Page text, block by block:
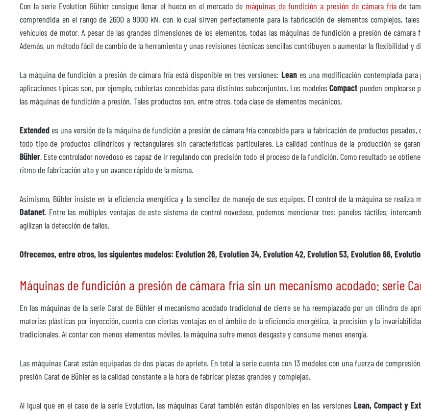
Con la serie Evolution Bühler consigue llenar el hueco en el mercado de máquinas de fundición a presión de cámara fríade
comprendida en el rango de 2600 a 9000 kN, con lo cual sirven perfectamente para la fabricación de elementos complejos,
vehículos de motor. A pesar de las grandes dimensiones de los elementos, todas las máquinas de fundición a presión de
Además, un método fácil de cambio de la herramienta y unas revisiones técnicas sencillas contribuyen a aumentar la flexibilidad y
La máquina de fundición a presión de cámara fría está disponible en tres versiones: Leanes una modificación contemplada
aplicaciones típicas son, por ejemplo, cubiertas concebidas para distintos subconjuntos. Los modelosCompact pueden emplearse
las máquinas de fundición a presión. Tales productos son, entre otros, toda clase de elementos mecánicos.
Extended es una versión de la máquina de fundición a presión de cámara fría concebida para la fabricación de productos
todo tipo de productos cilíndricos y rectangulares sin características particulares. La calidad continua de la producción se
Bühler. Este controlador novedoso es capaz de ir regulando con precisión todo el proceso de la fundición. Como resultado se
ritmo de fabricación alto y un avance rápido de la misma.
Asimismo, Bühler insiste en la eficiencia energética y la sencillez de manejo de sus equipos. El control de la máquina se realiza
Datanet. Entre las múltiples ventajas de este sistema de control novedoso, podemos mencionar tres: paneles táctiles,
agilizan la detección de fallos.
Ofrecemos, entre otros, los siguientes modelos: Evolution 26, Evolution 34, Evolution 42, Evolution 53, Evolution 66,
Máquinas de fundición a presión de cámara fría sin un mecanismo acodado: serie
En las máquinas de la serie Carat de Bühler el mecanismo acodado tradicional de cierre se ha reemplazado por un cilindro de
materias plásticas por inyección, cuenta con ciertas ventajas en el ámbito de la eficiencia energética, la precisión y la
tradicionales. Al contar con menos elementos móviles, la máquina sufre menos desgaste y consume menos energía.
Las máquinas Carat están equipadas de dos placas de apriete. En total la serie cuenta con 13 modelos con una fuerza de
presión Carat de Bühler es la calidad constante a la hora de fabricar piezas grandes y complejas.
Al igual que en el caso de la serie Evolution, las máquinas Carat también están disponibles en las versiones Lean, Compact y